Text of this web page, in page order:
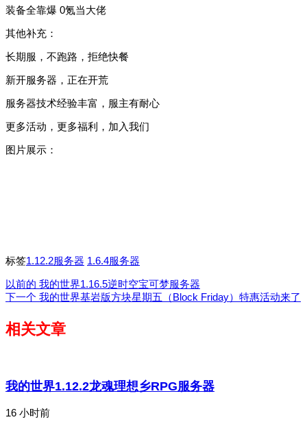
装备全靠爆 0氪当大佬
其他补充：
长期服，不跑路，拒绝快餐
新开服务器，正在开荒
服务器技术经验丰富，服主有耐心
更多活动，更多福利，加入我们
图片展示：
标签1.12.2服务器 1.6.4服务器
以前的 我的世界1.16.5逆时空宝可梦服务器
下一个 我的世界基岩版方块星期五（Block Friday）特惠活动来了
相关文章
我的世界1.12.2龙魂理想乡RPG服务器
16 小时前